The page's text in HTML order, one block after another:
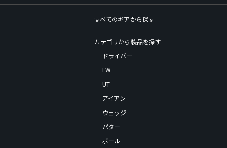
すべてのギアから探す
カテゴリから製品を探す
ドライバー
FW
UT
アイアン
ウェッジ
パター
ボール